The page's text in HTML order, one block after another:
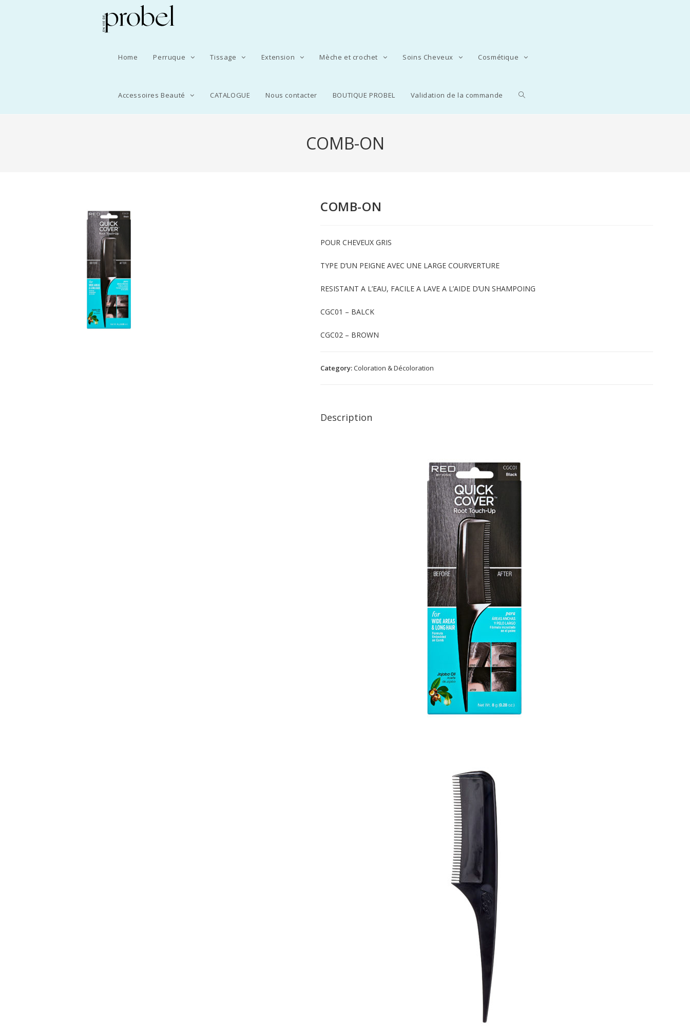
Home Perruque Tissage Extension Mèche et crochet Soins Cheveux Cosmétique
Accessoires Beauté CATALOGUE Nous contacter BOUTIQUE PROBEL Validation de la commande
COMB-ON
COMB-ON
POUR CHEVEUX GRIS
TYPE D’UN PEIGNE AVEC UNE LARGE COURVERTURE
RESISTANT A L’EAU, FACILE A LAVE A L’AIDE D’UN SHAMPOING
CGC01 – BALCK
CGC02 – BROWN
Category:Coloration & Décoloration
Description